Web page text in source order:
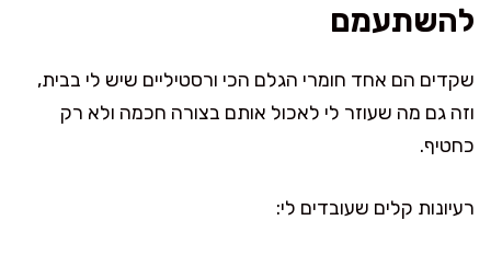
להשתעמם
שקדים הם אחד חומרי הגלם הכי ורסטיליים שיש לי בבית,
וזה גם מה שעוזר לי לאכול אותם בצורה חכמה ולא רק
כחטיף.
רעיונות קלים שעובדים לי: